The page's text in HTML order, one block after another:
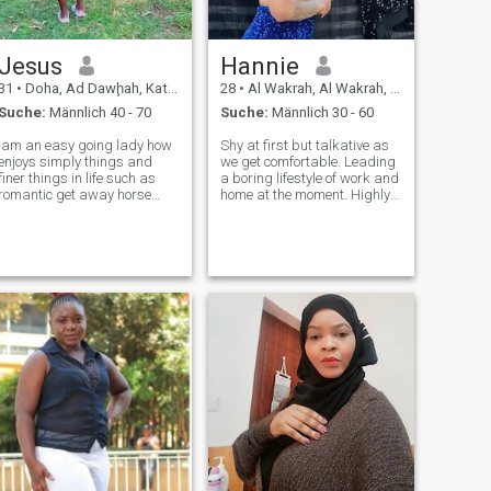
Jesus
• Doha, Ad Dawḩah, Katar
Suche: Männlich 40 - 70
Iam an easy going lady how
simply things and
things in life such as
romantic get away horse
family and friends and
elsewhere
Hannie
28 • Al Wakrah, Al Wakrah, Katar
Suche: Männlich 30 - 60
Shy at first but talkative as
we get comfortable. Leading
a boring lifestyle of work and
home at the moment. Highly
for visual identity would
suffice for me.